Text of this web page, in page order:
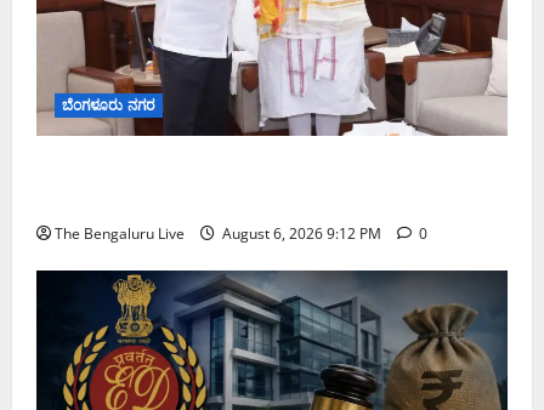
ಬೆಂಗಳೂರು ನಗರ
The Bengaluru Live August 6, 2026 9:12 PM 0